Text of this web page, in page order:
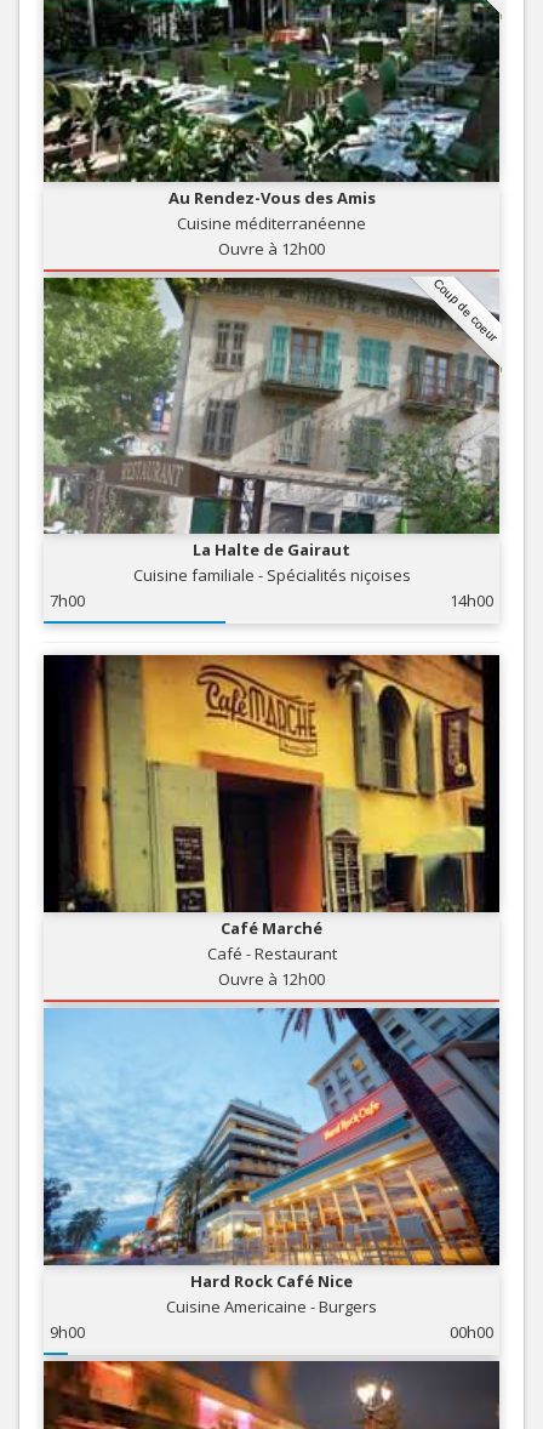
Au Rendez-Vous des Amis
Cuisine méditerranéenne
Ouvre à 12h00
Coup de coeur
La Halte de Gairaut
Cuisine familiale - Spécialités niçoises
7h00
14h00
Café Marché
Café - Restaurant
Ouvre à 12h00
Hard Rock Café Nice
Cuisine Americaine - Burgers
9h00
00h00